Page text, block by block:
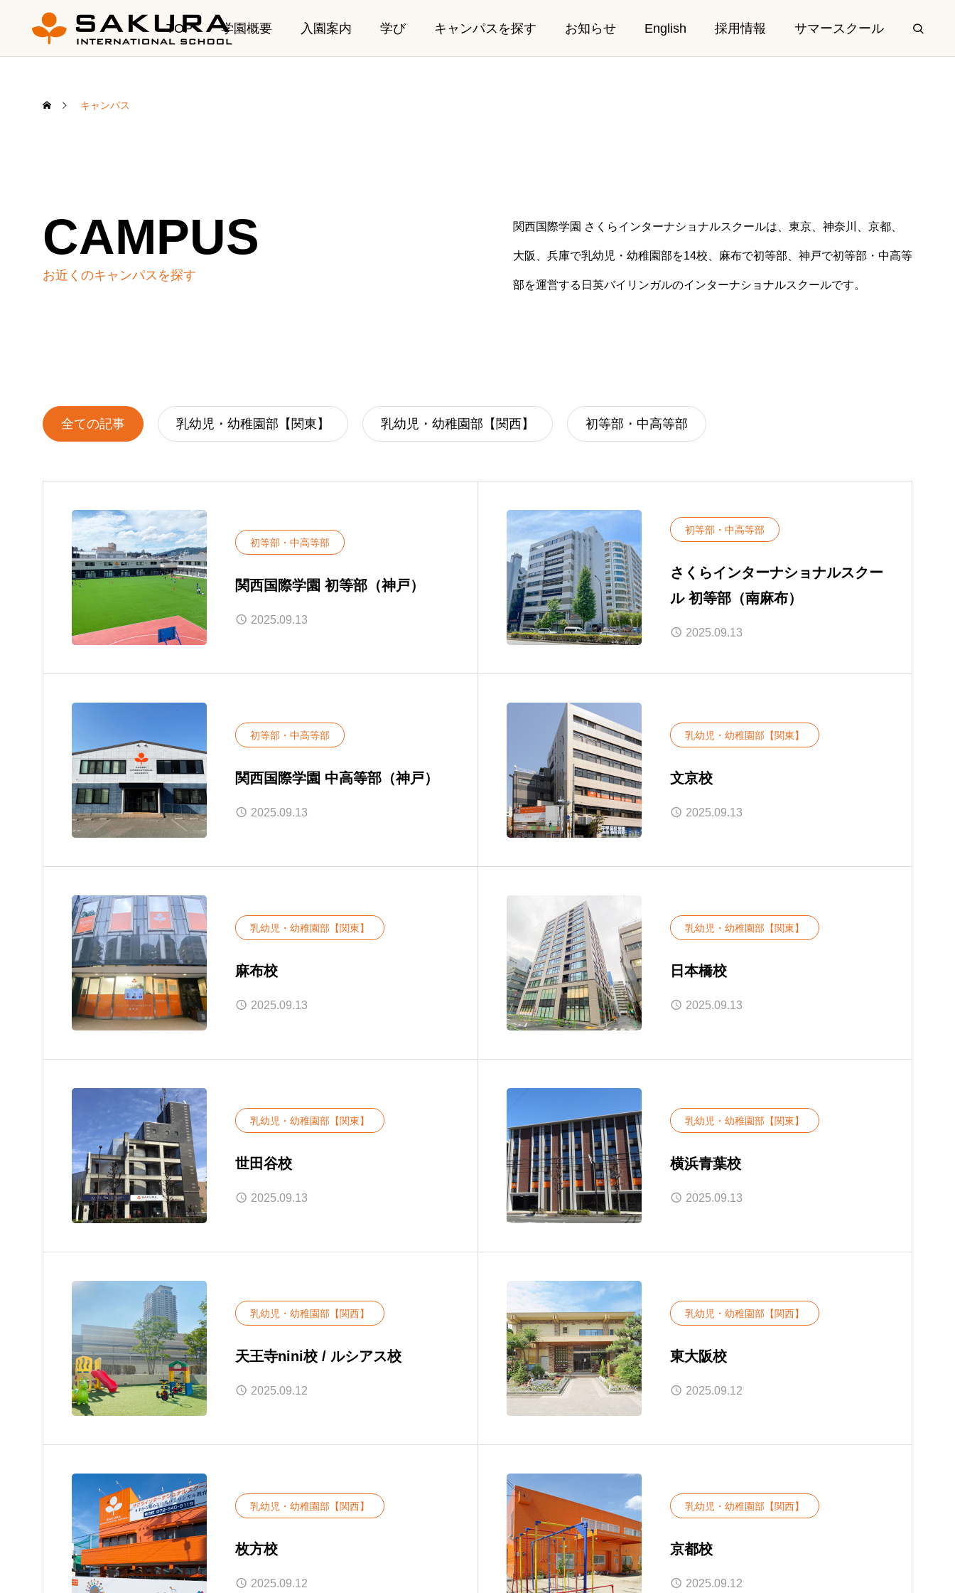
TOP 学園概要 入園案内 学び キャンパスを探す お知らせ English 採用情報 サマースクール
Learning
幼稚園部プログラム
年間イベント
進学実績
Secondary
初等部・中高等部
夏季休園のお知らせ
2026.08.07
中高等部 卒業生が
Manchester」に出場しました
親子クラス 入会受付中
2026.07.17
キャンパス
CAMPUS
お近くのキャンパスを探す
関西国際学園 さくらインターナショナルスクールは、東京、神奈川、京都、
大阪、兵庫で乳幼児・幼稚園部を14校、麻布で初等部、神戸で初等部・中高等
部を運営する日英バイリンガルのインターナショナルスクールです。
全ての記事 乳幼児・幼稚園部【関東】 乳幼児・幼稚園部【関西】 初等部・中高等部
初等部・中高等部
関西国際学園 初等部（神戸）
2025.09.13
初等部・中高等部
さくらインターナショナルスクー
ル 初等部（南麻布）
2025.09.13
初等部・中高等部
関西国際学園 中高等部（神戸）
2025.09.13
乳幼児・幼稚園部【関東】
文京校
2025.09.13
乳幼児・幼稚園部【関東】
麻布校
2025.09.13
乳幼児・幼稚園部【関東】
日本橋校
2025.09.13
乳幼児・幼稚園部【関東】
世田谷校
2025.09.13
乳幼児・幼稚園部【関東】
横浜青葉校
2025.09.13
乳幼児・幼稚園部【関西】
天王寺nini校 / ルシアス校
2025.09.12
乳幼児・幼稚園部【関西】
東大阪校
2025.09.12
乳幼児・幼稚園部【関西】
枚方校
2025.09.12
乳幼児・幼稚園部【関西】
京都校
2025.09.12